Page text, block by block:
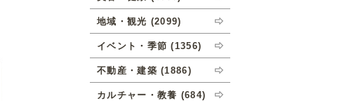
地域・観光 (2099)
イベント・季節 (1356)
不動産・建築 (1886)
カルチャー・教養 (684)